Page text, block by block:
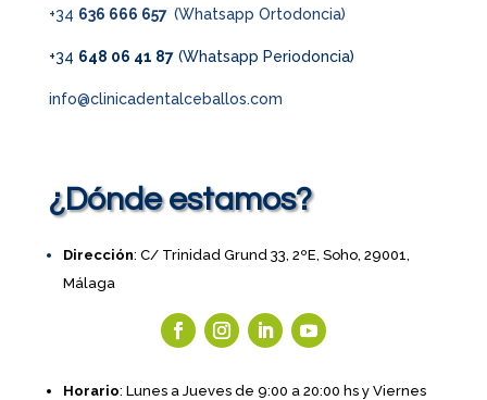
+34 636 666 657 (Whatsapp Ortodoncia)
+34 648 06 41 87(Whatsapp Periodoncia)
info@clinicadentalceballos.com
¿Dónde estamos?
Dirección: C/ Trinidad Grund 33, 2ºE, Soho, 29001,
Málaga
Horario: Lunes a Jueves de 9:00 a 20:00 hs y Viernes